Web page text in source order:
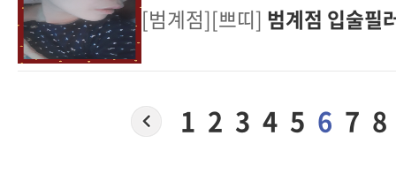
[범계점][쁘띠] 범계점 입술필
1 2 3 4 5 6 7 8